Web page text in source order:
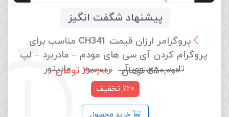
پیشنهاد شگفت انگیز
پروگرامر ارزان قیمت CH341 مناسب برای
پروگرام کردن آی سی های مودم – مادربرد – لپ
تاپ – دی وی آر – ریسیور – مانیتور
250,000 تومان 200,000 تومان
٪20 تخفیف
خرید محصول